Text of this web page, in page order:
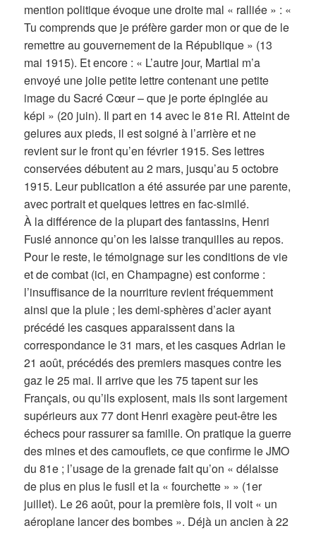
mention politique évoque une droite mal « ralliée » : «
Tu comprends que je préfère garder mon or que de le
remettre au gouvernement de la République » (13
mai 1915). Et encore : « L’autre jour, Martial m’a
envoyé une jolie petite lettre contenant une petite
image du Sacré Cœur – que je porte épinglée au
képi » (20 juin). Il part en 14 avec le 81e RI. Atteint de
gelures aux pieds, il est soigné à l’arrière et ne
revient sur le front qu’en février 1915. Ses lettres
conservées débutent au 2 mars, jusqu’au 5 octobre
1915. Leur publication a été assurée par une parente,
avec portrait et quelques lettres en fac-similé.
À la différence de la plupart des fantassins, Henri
Fusié annonce qu’on les laisse tranquilles au repos.
Pour le reste, le témoignage sur les conditions de vie
et de combat (ici, en Champagne) est conforme :
l’insuffisance de la nourriture revient fréquemment
ainsi que la pluie ; les demi-sphères d’acier ayant
précédé les casques apparaissent dans la
correspondance le 31 mars, et les casques Adrian le
21 août, précédés des premiers masques contre les
gaz le 25 mai. Il arrive que les 75 tapent sur les
Français, ou qu’ils explosent, mais ils sont largement
supérieurs aux 77 dont Henri exagère peut-être les
échecs pour rassurer sa famille. On pratique la guerre
des mines et des camouflets, ce que confirme le JMO
du 81e ; l’usage de la grenade fait qu’on « délaisse
de plus en plus le fusil et la « fourchette » » (1er
juillet). Le 26 août, pour la première fois, il voit « un
aéroplane lancer des bombes ». Déjà un ancien à 22